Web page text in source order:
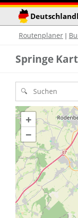
Routenplaner |
Springe
+
−